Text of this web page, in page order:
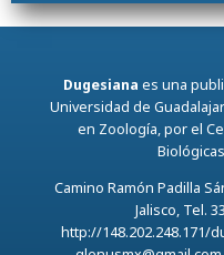
Dugesiana es una
Universidad de
en Zoología, por el
Camino Ramón Padilla
Jalisco, Tel.
http://148.202.248.171/